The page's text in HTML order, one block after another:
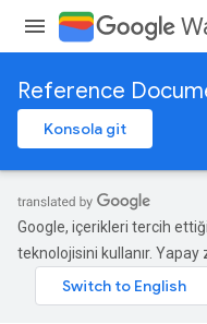
Reference
Konsola git
Google, içerikleri tercih
teknolojisini kullanır.